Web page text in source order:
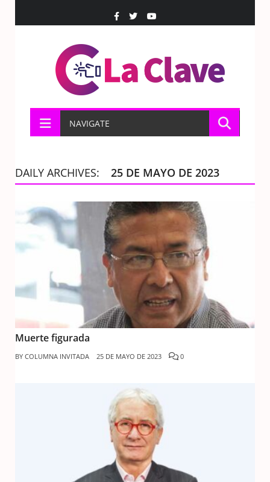
NAVIGATE
DAILY ARCHIVES: 25 DE MAYO DE 2023
Muerte figurada
BY COLUMNA INVITADA 25 DE MAYO DE 2023 0